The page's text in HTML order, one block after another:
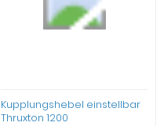
Kupplungshebel einstellbar
Thruxton 1200